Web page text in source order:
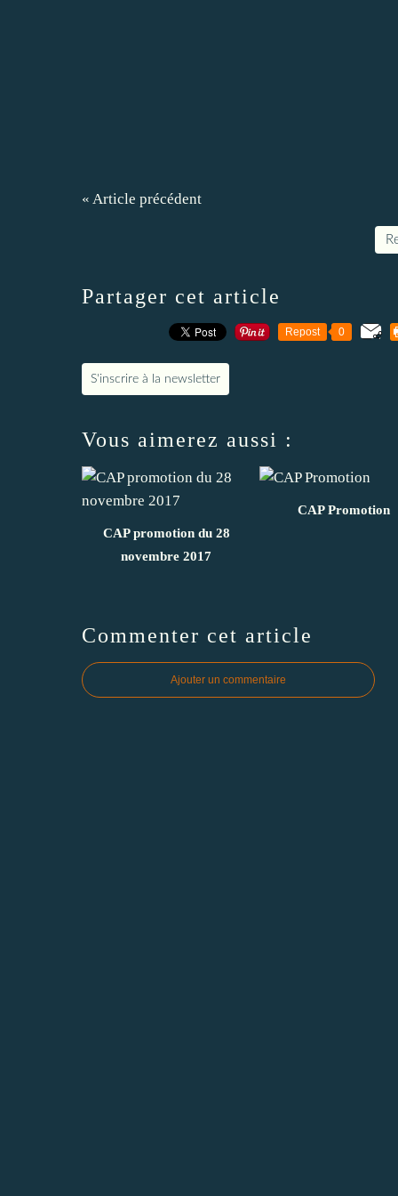
« Article précédent
Partager cet article
Repost 0
S'inscrire à la newsletter
Vous aimerez aussi :
CAP promotion du 28
novembre 2017
CAP Promotion
Commenter cet article
Ajouter un commentaire